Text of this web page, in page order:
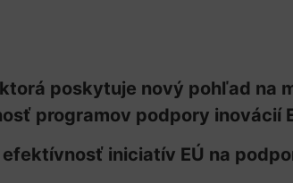
poskytuje nový pohľad na
programov podpory inovácií
iniciatív EÚ na